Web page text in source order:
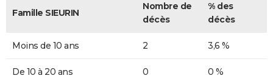
Famille SIEURIN
Nombre de
décès
% des
décès
Moins de 10 ans 2 3,6 %
De 10 à 20 ans 0 0 %